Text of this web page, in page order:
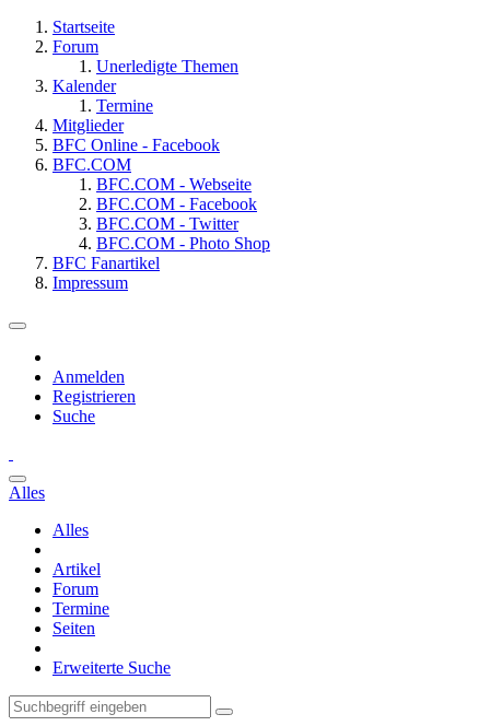
Startseite
Forum
Unerledigte Themen
Kalender
Termine
Mitglieder
BFC Online - Facebook
BFC.COM
BFC.COM - Webseite
BFC.COM - Facebook
BFC.COM - Twitter
BFC.COM - Photo Shop
BFC Fanartikel
Impressum
Anmelden
Registrieren
Suche
Alles
Alles
Artikel
Forum
Termine
Seiten
Erweiterte Suche